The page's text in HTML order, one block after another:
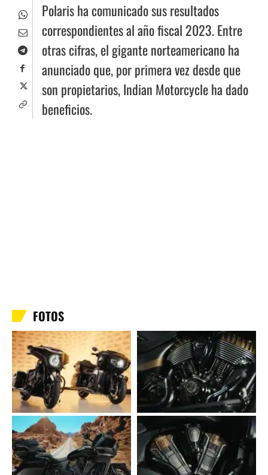
Polaris ha comunicado sus resultados
correspondientes al año fiscal 2023. Entre
otras cifras, el gigante norteamericano ha
anunciado que, por primera vez desde que
son propietarios, Indian Motorcycle ha dado
beneficios.
FOTOS